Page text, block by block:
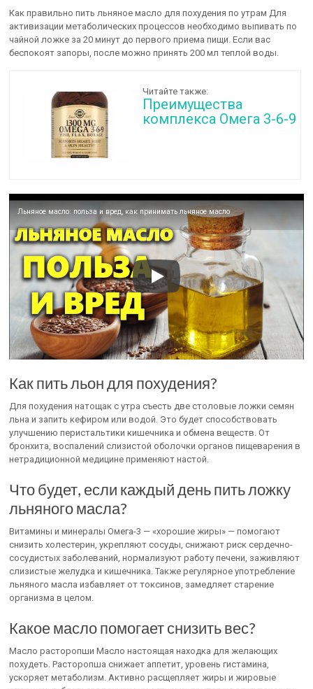
Как правильно пить льняное масло для похудения по утрам Для
активизации метаболических процессов необходимо выпивать по
чайной ложке за 20 минут до первого приема пищи. Если вас
беспокоят запоры, после можно принять 200 мл теплой воды.
Читайте также:
Преимущества
комплекса Омега 3-6-9
Льняное масло: польза и вред, как принимать льняное масло
Как пить льон для похудения?
Для похудения натощак с утра съесть две столовые ложки семян
льна и запить кефиром или водой. Это будет способствовать
улучшению перистальтики кишечника и обмена веществ. ​От
бронхита, воспалений слизистой оболочки органов пищеварения в
нетрадиционной медицине применяют настой.
Что будет, если каждый день пить ложку
льняного масла?
Витамины и минералы Омега-3 — «хорошие жиры» — помогают
снизить холестерин, укрепляют сосуды, снижают риск сердечно-
сосудистых заболеваний, нормализуют работу печени, заживляют
слизистые желудка и кишечника. Также регулярное употребление
льняного масла избавляет от токсинов, замедляет старение
организма в целом.
Какое масло помогает снизить вес?
Масло расторопши Масло настоящая находка для желающих
похудеть. Расторопша снижает аппетит, уровень гистамина,
ускоряет метаболизм. Активно расщепляет жиры и жировые